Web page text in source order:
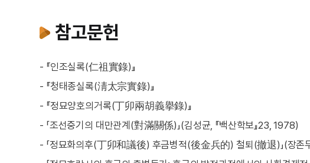
참고문헌
- 『인조실록(仁祖實錄)』
- 『청태종실록(淸太宗實錄)』
- 『정묘양호의거록(丁卯兩胡義擧錄)』
- 「조선중기의 대만관계(對滿關係)」(김성균, 『백산학보』23, 1978)
- 「정묘화의후(丁卯和議後) 후금병적(後金兵的) 철퇴(撤退)」(장존무